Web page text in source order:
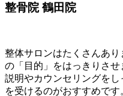
整骨院 鶴田院
整体サロンはたくさんあ
の「目的」をはっきりさせ
説明やカウンセリングを
を受けるのがおすすめです